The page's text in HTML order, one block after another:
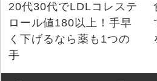
20代30代でLDLコレステ
ロール値180以上！手早
く下げるなら薬も1つの
手